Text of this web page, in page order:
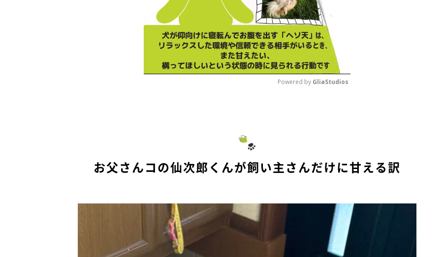
Powered by GliaStudios
お父さんコの仙次郎くんが飼い主さんだけに甘える訳